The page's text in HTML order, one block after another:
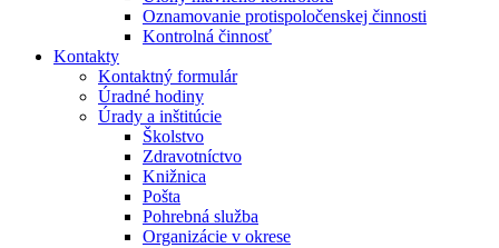
Oznamovanie protispoločenskej činnosti
Kontrolná činnosť
Kontakty
Kontaktný formulár
Úradné hodiny
Úrady a inštitúcie
Školstvo
Zdravotníctvo
Knižnica
Pošta
Pohrebná služba
Organizácie v okrese